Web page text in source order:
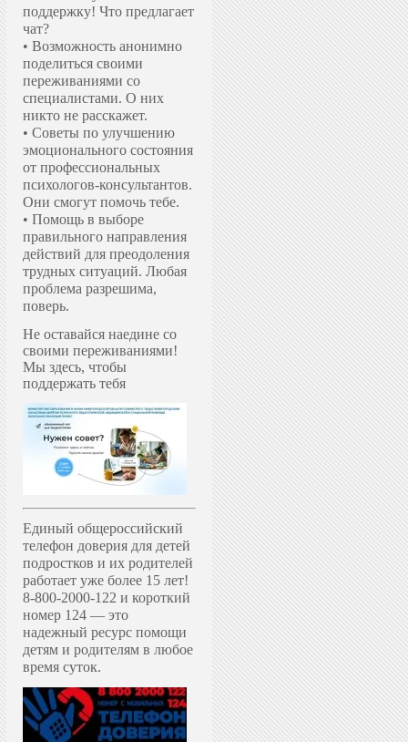
поддержку! Что предлагает
чат?
• Возможность анонимно
поделиться своими
переживаниями со
специалистами. О них
никто не расскажет.
• Советы по улучшению
эмоционального состояния
от профессиональных
психологов-консультантов.
Они смогут помочь тебе.
• Помощь в выборе
правильного направления
действий для преодоления
трудных ситуаций. Любая
проблема разрешима,
поверь.
Не оставайся наедине со
своими переживаниями!
Мы здесь, чтобы
поддержать тебя
Единый общероссийский
телефон доверия для детей
подростков и их родителей
работает уже более 15 лет!
8-800-2000-122 и короткий
номер 124 — это
надежный ресурс помощи
детям и родителям в любое
время суток.